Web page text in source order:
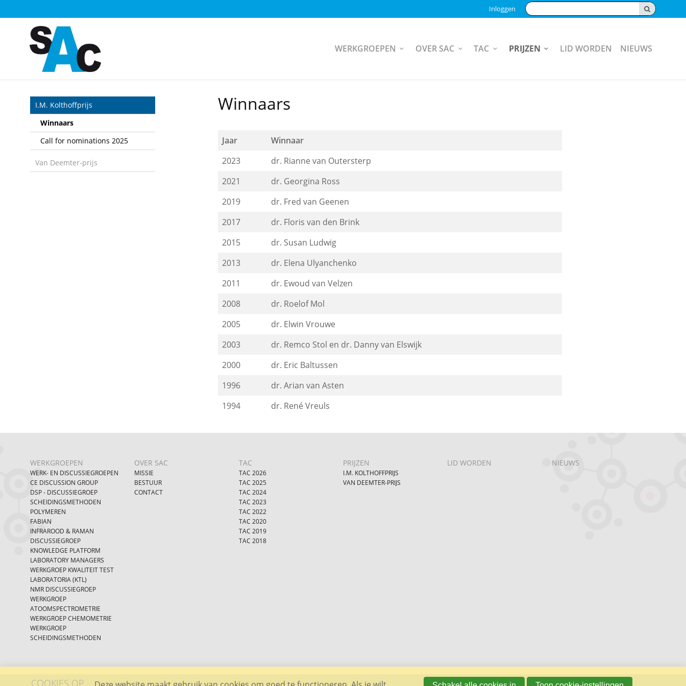
links
Spring
naar
inhoud
naar
het
menu
Zoeken:
Inloggen
WERKGROEPEN OVER SAC TAC PRIJZEN LID WORDEN NIEUWS
Winnaars
Jaar
Winnaar
2023
dr. Rianne van Outersterp
2021
dr. Georgina Ross
2019
dr. Fred van Geenen
2017
dr. Floris van den Brink
2015
dr. Susan Ludwig
2013
dr. Elena Ulyanchenko
2011
dr. Ewoud van Velzen
2008
dr. Roelof Mol
2005
dr. Elwin Vrouwe
2003
dr. Remco Stol en dr. Danny van Elswijk
2000
dr. Eric Baltussen
1996
dr. Arian van Asten
1994
dr. René Vreuls
I.M. Kolthoffprijs
Winnaars
Call for nominations 2025
Van Deemter-prijs
WERKGROEPEN
WERK- EN DISCUSSIEGROEPEN
CE DISCUSSION GROUP
DSP - DISCUSSIEGROEP
SCHEIDINGSMETHODEN
POLYMEREN
FABIAN
INFRAROOD & RAMAN
DISCUSSIEGROEP
KNOWLEDGE PLATFORM
LABORATORY MANAGERS
WERKGROEP KWALITEIT TEST
LABORATORIA (KTL)
NMR DISCUSSIEGROEP
WERKGROEP
ATOOMSPECTROMETRIE
WERKGROEP CHEMOMETRIE
WERKGROEP
SCHEIDINGSMETHODEN
OVER SAC
MISSIE
BESTUUR
CONTACT
TAC
TAC 2026
TAC 2025
TAC 2024
TAC 2023
TAC 2022
TAC 2020
TAC 2019
TAC 2018
PRIJZEN
I.M. KOLTHOFFPRIJS
VAN DEEMTER-PRIJS
LID WORDEN NIEUWS
COOKIES OP